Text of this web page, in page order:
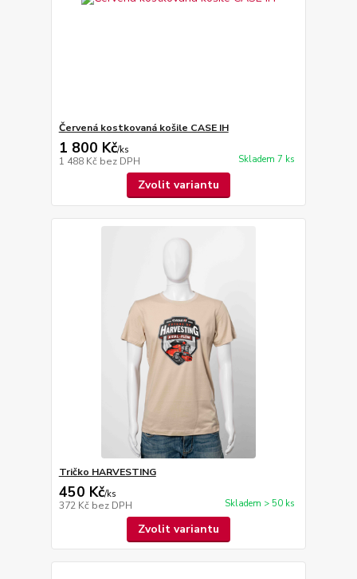
Červená kostkovaná košile CASE IH
1 800 Kč/ks
1 488 Kč bez DPH Skladem 7 ks
Zvolit variantu
Tričko HARVESTING
450 Kč/ks
372 Kč bez DPH Skladem > 50 ks
Zvolit variantu